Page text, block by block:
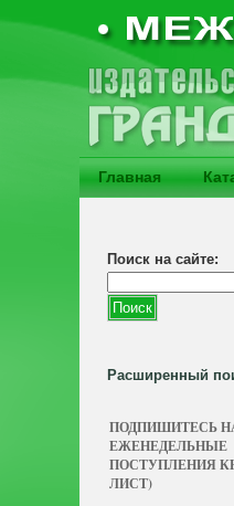
Главная
Поиск на сайте:
Расширенный
ПОДПИШИТЕСЬ
ЕЖЕНЕДЕЛЬНЫЕ
ПОСТУПЛЕНИЯ
ЛИСТ)